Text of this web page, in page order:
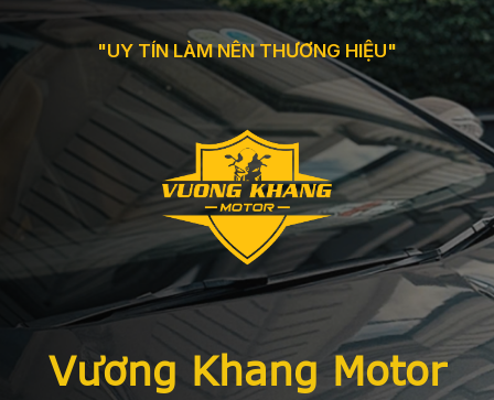
"UY TÍN LÀM NÊN THƯƠNG HIỆU"
Vương Khang Motor